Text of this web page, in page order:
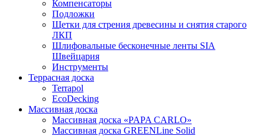
Компенсаторы
Подложки
Щетки для стрения древесины и снятия старого
ЛКП
Шлифовальные бесконечные ленты SIA
Швейцария
Инструменты
Террасная доска
Terrapol
EcoDecking
Массивная доска
Массивная доска «PAPA CARLO»
Массивная доска GREENLine Solid